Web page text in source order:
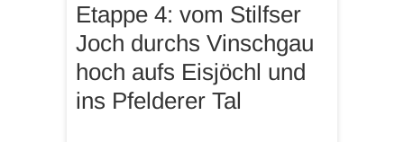
Etappe 4: vom Stilfser
Joch durchs Vinschgau
hoch aufs Eisjöchl und
ins Pfelderer Tal